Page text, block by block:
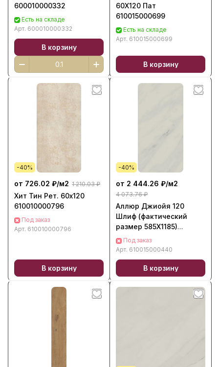
600010000332
Есть на складе
Арт. 600010000332
В корзину
60Х120 Пат
610015000699
Есть на складе
Арт. 610015000699
В корзину
-40%
от 726.02 ₽/м2 1 210.03 ₽
Хит Тин Рет. 60х120
610010000796
Под заказ
Арт. 610010000796
В корзину
-40%
от 2 444.26 ₽/м2
4 073.76 ₽
Аллюр Джиойя 120
Шлиф (фактический
размер 585X1185)
610015000440
Под заказ
Арт. 610015000440
В корзину